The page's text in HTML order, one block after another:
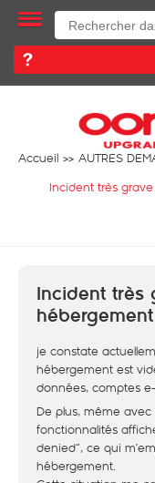
Accueil
AUTRES
Incident très
Incident très
je constate
hébergement est
données, comptes
De plus, même avec
fonctionnalités
denied”, ce qui
hébergement.